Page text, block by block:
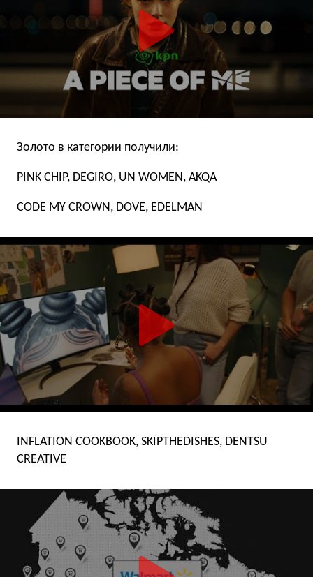
Золото в категории получили:
PINK CHIP, DEGIRO, UN WOMEN, AKQA
CODE MY CROWN, DOVE, EDELMAN
INFLATION COOKBOOK, SKIPTHEDISHES, DENTSU
CREATIVE